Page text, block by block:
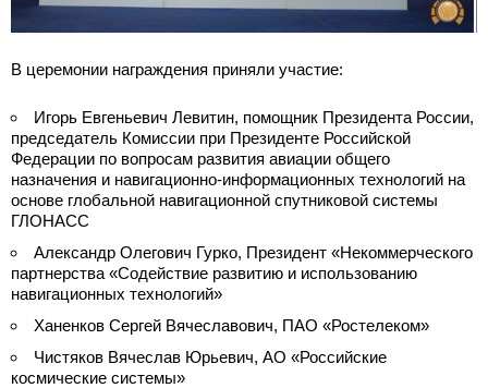
В церемонии награждения приняли участие:
Игорь Евгеньевич Левитин, помощник Президента России,
председатель Комиссии при Президенте Российской
Федерации по вопросам развития авиации общего
назначения и навигационно-информационных технологий на
основе глобальной навигационной спутниковой системы
ГЛОНАСС
Александр Олегович Гурко, Президент «Некоммерческого
партнерства «Содействие развитию и использованию
навигационных технологий»
Ханенков Сергей Вячеславович, ПАО «Ростелеком»
Чистяков Вячеслав Юрьевич, АО «Российские
космические системы»